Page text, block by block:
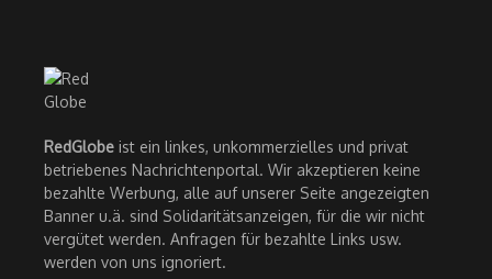
RedGlobe ist ein linkes, unkommerzielles und privat
betriebenes Nachrichtenportal. Wir akzeptieren keine
bezahlte Werbung, alle auf unserer Seite angezeigten
Banner u.ä. sind Solidaritätsanzeigen, für die wir nicht
vergütet werden. Anfragen für bezahlte Links usw.
werden von uns ignoriert.